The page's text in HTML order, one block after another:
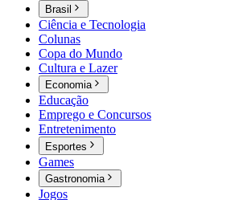
Brasil
Ciência e Tecnologia
Colunas
Copa do Mundo
Cultura e Lazer
Economia
Educação
Emprego e Concursos
Entretenimento
Esportes
Games
Gastronomia
Jogos